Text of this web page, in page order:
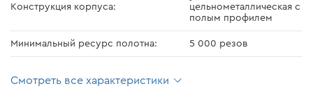
Конструкция корпуса:
цельнометаллическая с
полым профилем
Минимальный ресурс полотна: 5 000 резов
Смотреть все характеристики